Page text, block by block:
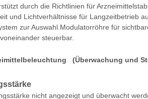
durch die Richtlinien für
und Lichtverhältnisse für Langzeitbetrieb
zur Auswahl.Modulatorröhre für
steuerbar.
(Überwachung und
nicht angezeigt und überwacht